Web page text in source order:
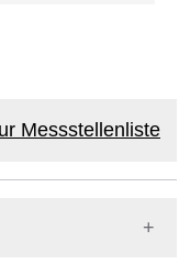
Messstellenliste